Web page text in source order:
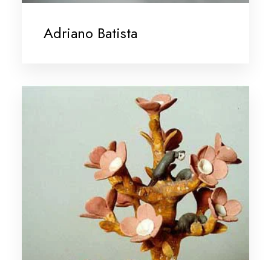
Adriano Batista